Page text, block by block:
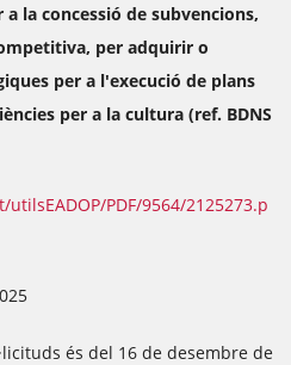
la concessió de subvencions,
per adquirir o
per a l'execució de plans
per a la cultura (ref. BDNS
PDF/9564/2125273.p
és del 16 de desembre de